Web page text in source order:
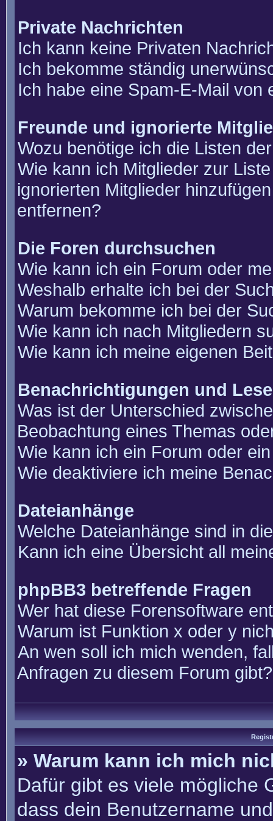
Private Nachrichten
Ich kann keine Privaten
Ich bekomme ständig
Ich habe eine Spam-E-Mail von
Freunde und ignorierte
Wozu benötige ich die Listen
Wie kann ich Mitglieder zur
ignorierten Mitglieder
entfernen?
Die Foren durchsuchen
Wie kann ich ein Forum oder
Weshalb erhalte ich bei der
Warum bekomme ich bei der
Wie kann ich nach Mitgliedern
Wie kann ich meine eigenen
Benachrichtigungen und
Was ist der Unterschied
Beobachtung eines Themas
Wie kann ich ein Forum oder
Wie deaktiviere ich meine
Dateianhänge
Welche Dateianhänge sind in
Kann ich eine Übersicht all
phpBB3 betreffende Fragen
Wer hat diese Forensoftware
Warum ist Funktion x oder y
An wen soll ich mich wenden,
Anfragen zu diesem Forum gibt?
» Warum kann ich mich
Dafür gibt es viele mögliche
dass dein Benutzername